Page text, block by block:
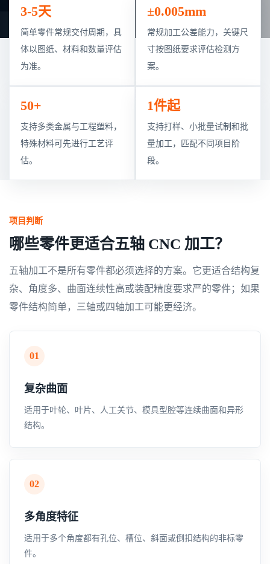
3-5天
简单零件常规交付周期，具
体以图纸、材料和数量评估
为准。
±0.005mm
常规加工公差能力，关键尺
寸按图纸要求评估检测方
案。
50+
支持多类金属与工程塑料，
特殊材料可先进行工艺评
估。
1件起
支持打样、小批量试制和批
量加工，匹配不同项目阶
段。
项目判断
哪些零件更适合五轴 CNC 加工？
五轴加工不是所有零件都必须选择的方案。它更适合结构复
杂、角度多、曲面连续性高或装配精度要求严的零件；如果
零件结构简单，三轴或四轴加工可能更经济。
01
复杂曲面
适用于叶轮、叶片、人工关节、模具型腔等连续曲面和异形
结构。
02
多角度特征
适用于多个角度都有孔位、槽位、斜面或倒扣结构的非标零
件。